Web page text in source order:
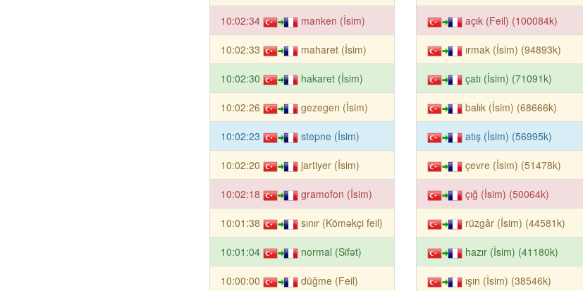
10:02:34 manken (İsim)
10:02:33 maharet (İsim)
10:02:30 hakaret (İsim)
10:02:26 gezegen (İsim)
10:02:23 stepne (İsim)
10:02:20 jartiyer (İsim)
10:02:18 gramofon (İsim)
10:01:38 sınır (Köməkçi feil)
10:01:04 normal (Sifət)
10:00:00 düğme (Feil)
açık (Feil) (100084k)
ırmak (İsim) (94893k)
çatı (İsim) (71091k)
balık (İsim) (68666k)
atış (İsim) (56995k)
çevre (İsim) (51478k)
çığ (İsim) (50064k)
rüzgâr (İsim) (44581k)
hazır (İsim) (41180k)
ışın (İsim) (38546k)